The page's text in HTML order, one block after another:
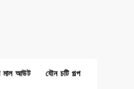
মাল আউট যৌন চটি গল্প